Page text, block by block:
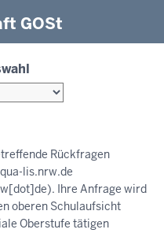
GOSt
Rückfragen
qua-lis.nrw.de
. Ihre Anfrage wird
oberen Schulaufsicht
Oberstufe tätigen